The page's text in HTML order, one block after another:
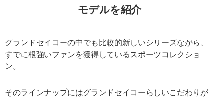
モデルを紹介
グランドセイコーの中でも比較的新しいシリーズながら、
すでに根強いファンを獲得しているスポーツコレクショ
ン。
そのラインナップにはグランドセイコーらしいこだわりが